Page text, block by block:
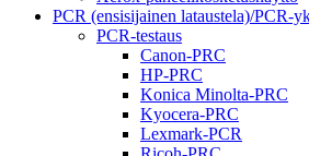
PCR (ensisijainen lataustela)/PCR-
PCR-testaus
Canon-PRC
HP-PRC
Konica Minolta-PRC
Kyocera-PRC
Lexmark-PCR